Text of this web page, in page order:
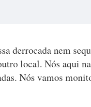
derrocada nem
local. Nós aqui
Nós vamos